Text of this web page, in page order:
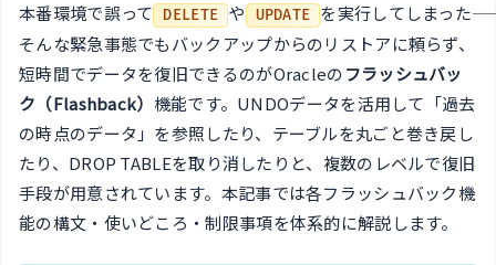
本番環境で誤って DELETE や UPDATE
を実行してしまった――
そんな緊急事態でもバックアップからのリストアに頼らず、
短時間でデータを復旧できるのがOracleのフラッシュバッ
ク（Flashback） 機能です。UNDOデータを活用して「過去
の時点のデータ」を参照したり、テーブルを丸ごと巻き戻し
たり、DROP TABLEを取り消したりと、複数のレベルで復旧
手段が用意されています。本記事では各フラッシュバック機
能の構文・使いどころ・制限事項を体系的に解説します。